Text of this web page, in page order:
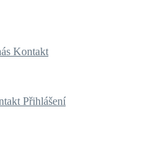
Kontakt
Přihlášení